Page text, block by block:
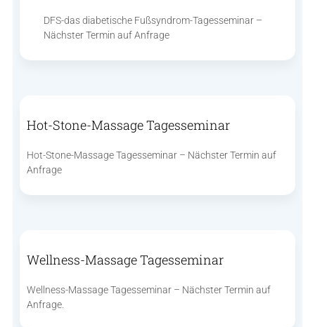
DFS-das diabetische Fußsyndrom-Tagesseminar –
Nächster Termin auf Anfrage
Hot-Stone-Massage Tagesseminar
Hot-Stone-Massage Tagesseminar – Nächster Termin auf
Anfrage
Wellness-Massage Tagesseminar
Wellness-Massage Tagesseminar – Nächster Termin auf
Anfrage.